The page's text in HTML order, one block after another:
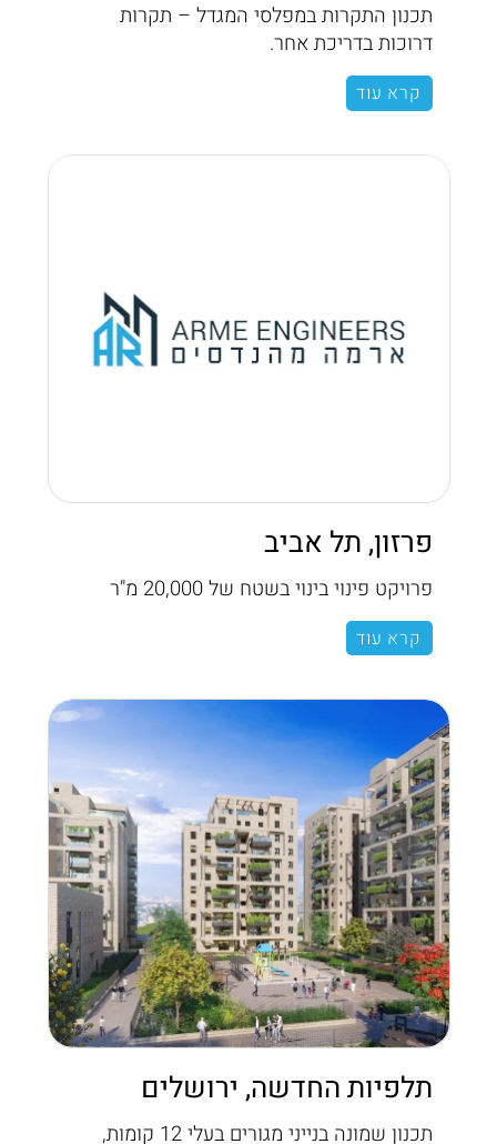
תכנון התקרות במפלסי המגדל – תקרות
דרוכות בדריכת אחר.
קרא עוד
פרזון, תל אביב
פרויקט פינוי בינוי בשטח של 20,000 מ"ר
קרא עוד
תלפיות החדשה, ירושלים
תכנון שמונה בנייני מגורים בעלי 12 קומות,